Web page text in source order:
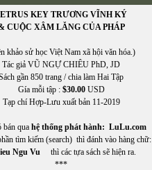
KEY TRƯƠNG VĨNH KÝ
CUỘC XÂM LĂNG CỦA PHÁP
khảo sử học Việt Nam xã hội văn hóa.)
Tác giả VŨ NGỰ CHIÊU PhD, JD
gần 850 trang / chia làm Hai Tập
Gía mỗi tập : $30.00USD
Tạp chí Hợp-Lưu xuất bản 11-2019
bán qua hệ thống phát hành: LuLu.com
tìm kiếm (search) thì đánh vào hàng chữ:
Ngu Vu thì các tựa sách sẽ hiện ra.
***